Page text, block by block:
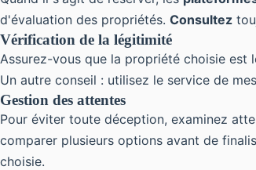
d'évaluation des propriétés. Consultez
Vérification de la légitimité
Assurez-vous que la propriété choisie est
Un autre conseil : utilisez le service de
Gestion des attentes
Pour éviter toute déception, examinez
comparer plusieurs options avant de
choisie.